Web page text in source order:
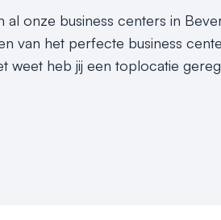
onze business centers in
van het perfecte business
weet heb jij een toplocatie